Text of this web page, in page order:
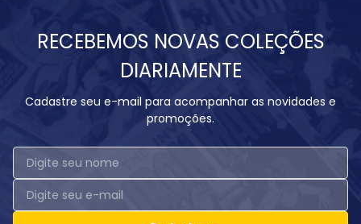
RECEBEMOS NOVAS COLEÇÕES
DIARIAMENTE
Cadastre seu e-mail para acompanhar as novidades e
promoções.